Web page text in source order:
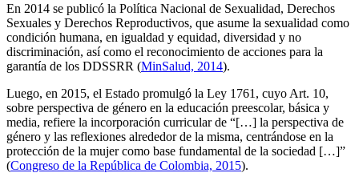
En 2014 se publicó la Política Nacional de Sexualidad, Derechos
Sexuales y Derechos Reproductivos, que asume la sexualidad como
condición humana, en igualdad y equidad, diversidad y no
discriminación, así como el reconocimiento de acciones para la
garantía de los DDSSRR (MinSalud, 2014).
Luego, en 2015, el Estado promulgó la Ley 1761, cuyo Art. 10,
sobre perspectiva de género en la educación preescolar, básica y
media, refiere la incorporación curricular de “[…] la perspectiva de
género y las reflexiones alrededor de la misma, centrándose en la
protección de la mujer como base fundamental de la sociedad […]”
(Congreso de la República de Colombia, 2015).